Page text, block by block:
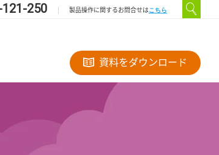
250 製品操作に関するお問合せは こちら
資料をダウンロード